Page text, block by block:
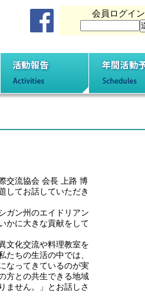
会員ログイン
交流協会 会長 上路 博
してお話していただき
ガン州のエイドリアン
かに大きな貢献をして
文化交流や料理教室を
たちの生活の中では、
なってきているのが実
方との共生できる地域
ません。」とお話しさ